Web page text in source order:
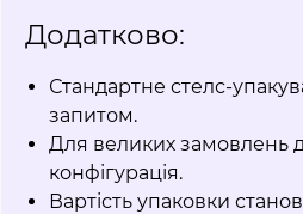
Додатково:
Стандартне стелс-
запитом.
Для великих замовлень
конфігурація.
Вартість упаковки